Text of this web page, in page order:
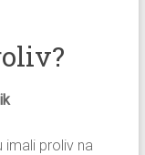
proliv na